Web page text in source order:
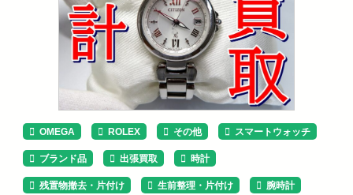
OMEGA ROLEX その他 スマートウォッチ
ブランド品 出張買取 時計
残置物撤去・片付け 生前整理・片付け 腕時計